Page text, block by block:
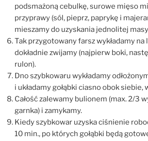
podsmażoną cebulkę, surowe mięso
przyprawy (sól, pieprz, paprykę i
mieszamy do uzyskania jednolitej
Tak przygotowany farsz wykładamy na
dokładnie zwijamy (najpierw boki,
rulon).
Dno szybkowaru wykładamy
i układamy gołąbki ciasno obok siebie,
Całość zalewamy bulionem (max. 2/3
garnka) i zamykamy.
Kiedy szybkowar uzyska ciśnienie
10 min., po których gołąbki będą